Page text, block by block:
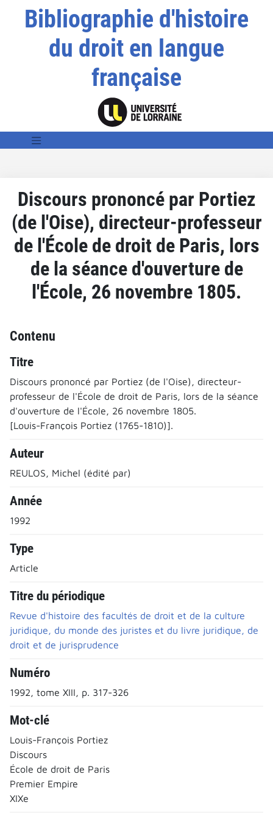
Bibliographie d'histoire
du droit en langue
française
Discours prononcé par Portiez
(de l'Oise), directeur-professeur
de l'École de droit de Paris, lors
de la séance d'ouverture de
l'École, 26 novembre 1805.
Contenu
Titre
Discours prononcé par Portiez (de l'Oise), directeur-
professeur de l'École de droit de Paris, lors de la séance
d'ouverture de l'École, 26 novembre 1805.
[Louis-François Portiez (1765-1810)].
Auteur
REULOS, Michel (édité par)
Année
1992
Type
Article
Titre du périodique
Revue d'histoire des facultés de droit et de la culture
juridique, du monde des juristes et du livre juridique, de
droit et de jurisprudence
Numéro
1992, tome XIII, p. 317-326
Mot-clé
Louis-François Portiez
Discours
École de droit de Paris
Premier Empire
XIXe